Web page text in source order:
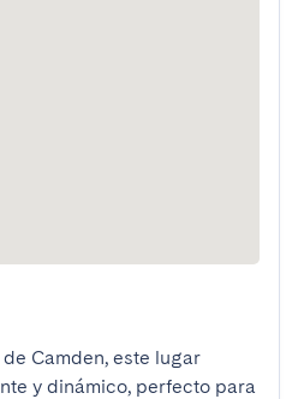
Camden, este lugar
y dinámico, perfecto para